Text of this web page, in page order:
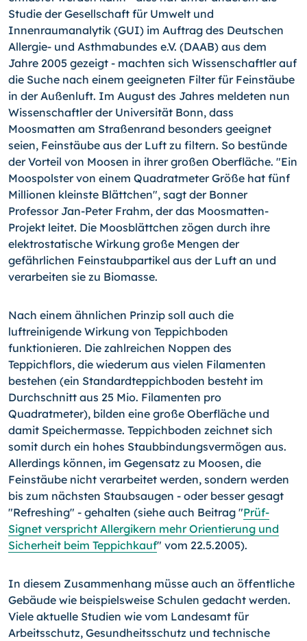
Studie der Gesellschaft für Umwelt und
Innenraumanalytik (GUI) im Auftrag des Deutschen
Allergie- und Asthmabundes e.V. (DAAB) aus dem
Jahre 2005 gezeigt - machten sich Wissenschaftler auf
die Suche nach einem geeigneten Filter für Feinstäube
in der Außenluft. Im August des Jahres meldeten nun
Wissenschaftler der Universität Bonn, dass
Moosmatten am Straßenrand besonders geeignet
seien, Feinstäube aus der Luft zu filtern. So bestünde
der Vorteil von Moosen in ihrer großen Oberfläche. "Ein
Moospolster von einem Quadratmeter Größe hat fünf
Millionen kleinste Blättchen", sagt der Bonner
Professor Jan-Peter Frahm, der das Moosmatten-
Projekt leitet. Die Moosblättchen zögen durch ihre
elektrostatische Wirkung große Mengen der
gefährlichen Feinstaubpartikel aus der Luft an und
verarbeiten sie zu Biomasse.
Nach einem ähnlichen Prinzip soll auch die
luftreinigende Wirkung von Teppichboden
funktionieren. Die zahlreichen Noppen des
Teppichflors, die wiederum aus vielen Filamenten
bestehen (ein Standardteppichboden besteht im
Durchschnitt aus 25 Mio. Filamenten pro
Quadratmeter), bilden eine große Oberfläche und
damit Speichermasse. Teppichboden zeichnet sich
somit durch ein hohes Staubbindungsvermögen aus.
Allerdings können, im Gegensatz zu Moosen, die
Feinstäube nicht verarbeitet werden, sondern werden
bis zum nächsten Staubsaugen - oder besser gesagt
"Refreshing" - gehalten (siehe auch Beitrag "Prüf-
Signet verspricht Allergikern mehr Orientierung und
Sicherheit beim Teppichkauf" vom 22.5.2005).
In diesem Zusammenhang müsse auch an öffentliche
Gebäude wie beispielsweise Schulen gedacht werden.
Viele aktuelle Studien wie vom Landesamt für
Arbeitsschutz, Gesundheitsschutz und technische